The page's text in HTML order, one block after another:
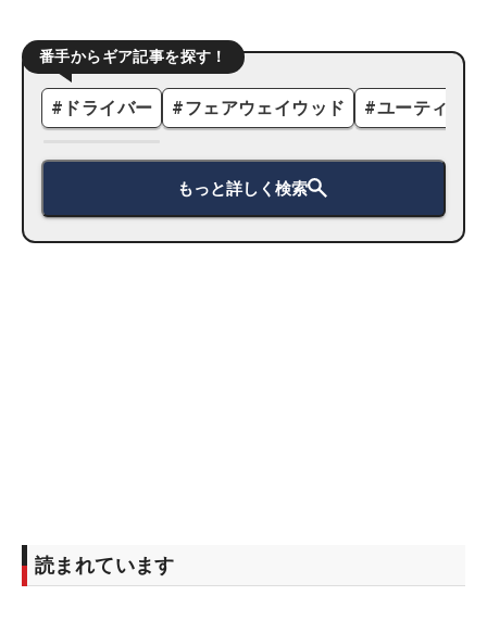
番手からギア記事を探す！
# ドライバー #フェアウェイウッド #ユーティリ
もっと詳しく検索
読まれています